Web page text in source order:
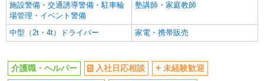
駅直結・駅チカ
車通勤OK
バイク通勤OK
自転車通勤OK
残業少なめ（月20h未満）
交通費支給
社会保険あり
産休・育休取得実績あり
退職金・財形貯蓄制度あり
各種手当（家族・役職・インセン
施設警備・交通誘導警備・駐車輪
場管理・イベント警備
塾講師・家庭教師
中型（2t・4t）ドライバー 家電・携帯販売
介護職・ヘルパー 入社日応相談
未経験歓迎